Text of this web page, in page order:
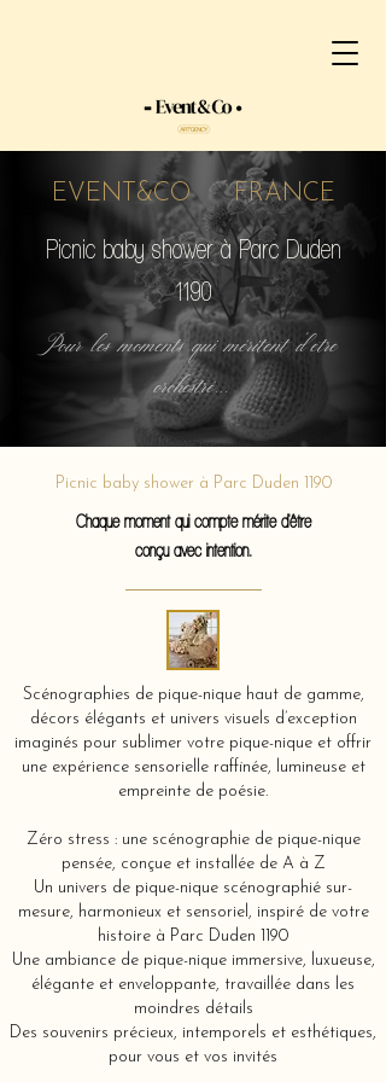
EVENT&CO FRANCE
Picnic baby shower à Parc Duden
1190
Pour les moments qui méritent d'etre
orchestré...
Picnic baby shower à Parc Duden 1190
Chaque moment qui compte mérite d'être
conçu avec intention.
Scénographies de pique-nique haut de gamme,
décors élégants et univers visuels d’exception
imaginés pour sublimer votre pique-nique et offrir
une expérience sensorielle raffinée, lumineuse et
empreinte de poésie.
Zéro stress : une scénographie de pique-nique
pensée, conçue et installée de A à Z
Un univers de pique-nique scénographié sur-
mesure, harmonieux et sensoriel, inspiré de votre
histoire à Parc Duden 1190
Une ambiance de pique-nique immersive, luxueuse,
élégante et enveloppante, travaillée dans les
moindres détails
Des souvenirs précieux, intemporels et esthétiques,
pour vous et vos invités